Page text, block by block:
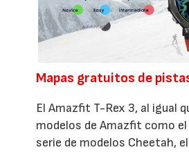
Mapas gratuitos de
El Amazfit T-Rex 3, al igual
modelos de Amazfit como el
serie de modelos Cheetah,